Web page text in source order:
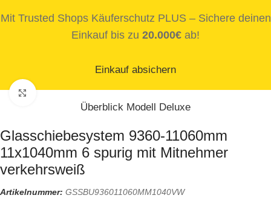
Zum Vergrößern klicken
Mit Trusted Shops Käuferschutz PLUS – Sichere deinen
Einkauf bis zu 20.000€ ab!
Einkauf absichern
Überblick Modell Deluxe
Glasschiebesystem 9360-11060mm
11x1040mm 6 spurig mit Mitnehmer
verkehrsweiß
Artikelnummer: GSSBU936011060MM1040VW